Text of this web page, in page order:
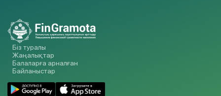
Біз туралы
Жаңалықтар
Балаларға арналған
Байланыстар